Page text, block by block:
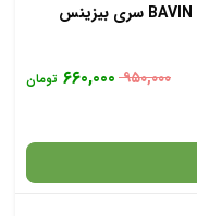
۹۵۰,۰۰۰ ۶۶۰,۰۰۰ تومان